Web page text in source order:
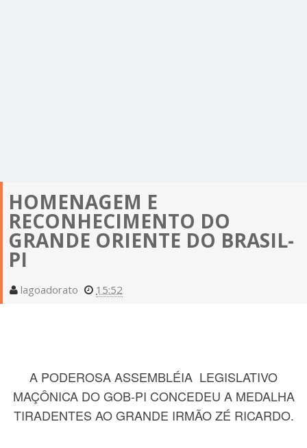
HOMENAGEM E
RECONHECIMENTO DO
GRANDE ORIENTE DO BRASIL-
PI
lagoadorato 15:52
A PODEROSA ASSEMBLÉIA LEGISLATIVO
MAÇÔNICA DO GOB-PI CONCEDEU A MEDALHA
TIRADENTES AO GRANDE IRMÃO ZÉ RICARDO.